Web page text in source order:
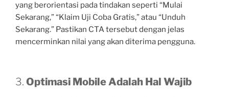
yang berorientasi pada tindakan seperti “Mulai
Sekarang,” “Klaim Uji Coba Gratis,” atau “Unduh
Sekarang.” Pastikan CTA tersebut dengan jelas
mencerminkan nilai yang akan diterima pengguna.
3. Optimasi Mobile Adalah Hal Wajib